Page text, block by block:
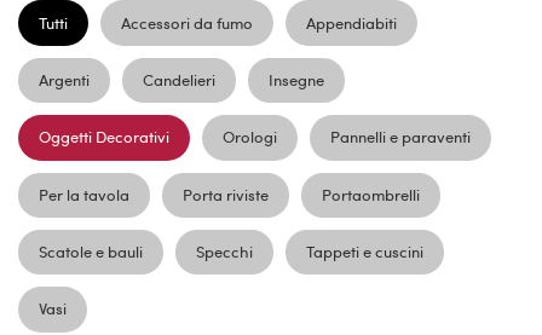
Tutti Accessori da fumo Appendiabiti
Argenti Candelieri Insegne
Oggetti Decorativi Orologi Pannelli e paraventi
Per la tavola Porta riviste Portaombrelli
Scatole e bauli Specchi Tappeti e cuscini
Vasi